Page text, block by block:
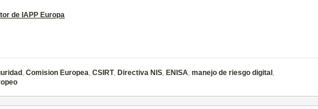
de IAPP Europa
, Comision Europea, CSIRT, Directiva NIS, ENISA, manejo de riesgo digital ,